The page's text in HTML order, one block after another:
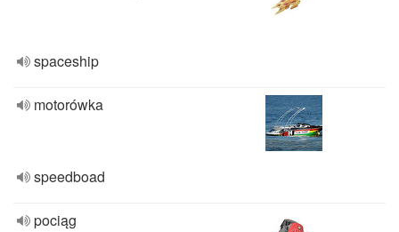
spaceship
motorówka
speedboad
pociąg